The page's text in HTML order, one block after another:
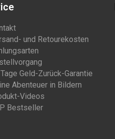
und Retourekosten
Geld-Zurück-Garantie
Abenteuer in Bildern
Videos
Bestseller